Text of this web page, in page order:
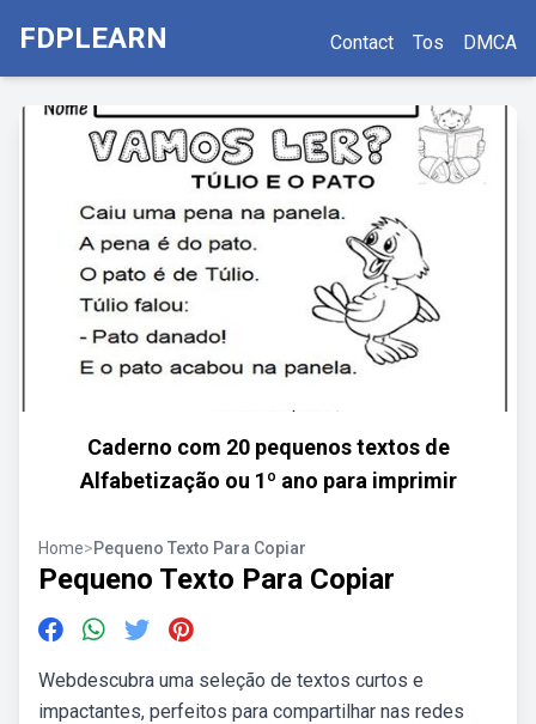
FDPLEARN Contact Tos DMCA
Caderno com 20 pequenos textos de
Alfabetização ou 1º ano para imprimir
Home>Pequeno Texto Para Copiar
Pequeno Texto Para Copiar
Webdescubra uma seleção de textos curtos e
impactantes, perfeitos para compartilhar nas redes